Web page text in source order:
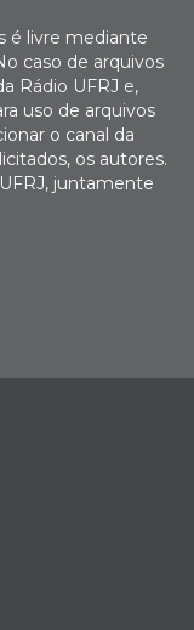
é livre mediante
caso de arquivos
Rádio UFRJ e,
uso de arquivos
o canal da
os autores.
juntamente